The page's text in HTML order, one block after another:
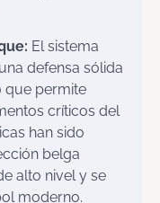
El sistema
defensa sólida
que permite
críticos del
han sido
belga
alto nivel y se
moderno.